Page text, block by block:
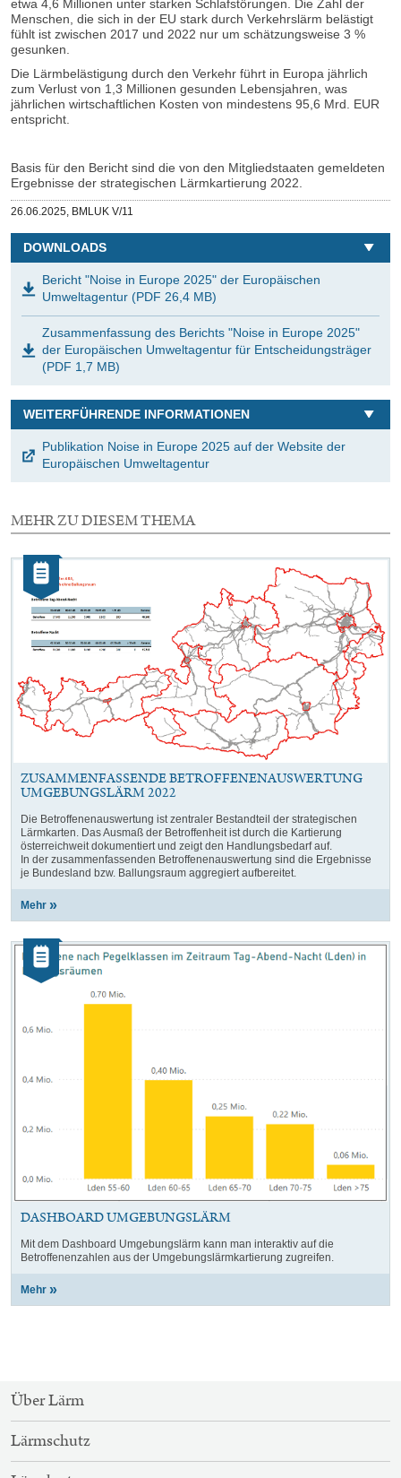
etwa 4,6 Millionen unter starken Schlafstörungen. Die Zahl der
Menschen, die sich in der EU stark durch Verkehrslärm belästigt
fühlt ist zwischen 2017 und 2022 nur um schätzungsweise 3 %
gesunken.
Die Lärmbelästigung durch den Verkehr führt in Europa jährlich
zum Verlust von 1,3 Millionen gesunden Lebensjahren, was
jährlichen wirtschaftlichen Kosten von mindestens 95,6 Mrd. EUR
entspricht.
Basis für den Bericht sind die von den Mitgliedstaaten gemeldeten
Ergebnisse der strategischen Lärmkartierung 2022.
Veröffentlicht
26.06.2025, BMLUK V/11
DOWNLOADS
Bericht "Noise in Europe 2025" der Europäischen
Umweltagentur (PDF 26,4 MB)
Zusammenfassung des Berichts "Noise in Europe 2025"
der Europäischen Umweltagentur für Entscheidungsträger
(PDF 1,7 MB)
WEITERFÜHRENDE INFORMATIONEN
Publikation Noise in Europe 2025 auf der Website der
Europäischen Umweltagentur
MEHR ZU DIESEM THEMA
Elemente
dieser
Auswahl
Kategorie:
Artikel
ZUSAMMENFASSENDE BETROFFENENAUSWERTUNG
UMGEBUNGSLÄRM 2022
Die Betroffenenauswertung ist zentraler Bestandteil der strategischen
Lärmkarten. Das Ausmaß der Betroffenheit ist durch die Kartierung
österreichweit dokumentiert und zeigt den Handlungsbedarf auf.
In der zusammenfassenden Betroffenenauswertung sind die Ergebnisse
je Bundesland bzw. Ballungsraum aggregiert aufbereitet.
Mehr
Kategorie:
Artikel
DASHBOARD UMGEBUNGSLÄRM
Mit dem Dashboard Umgebungslärm kann man interaktiv auf die
Betroffenenzahlen aus der Umgebungslärmkartierung zugreifen.
Mehr
SITEMAP-
NAVIGATION
Über Lärm
Lärmschutz